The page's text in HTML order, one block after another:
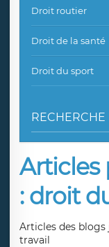
Articles
: droit
Articles des
travail
Droit routier
Droit de la santé
Droit du sport